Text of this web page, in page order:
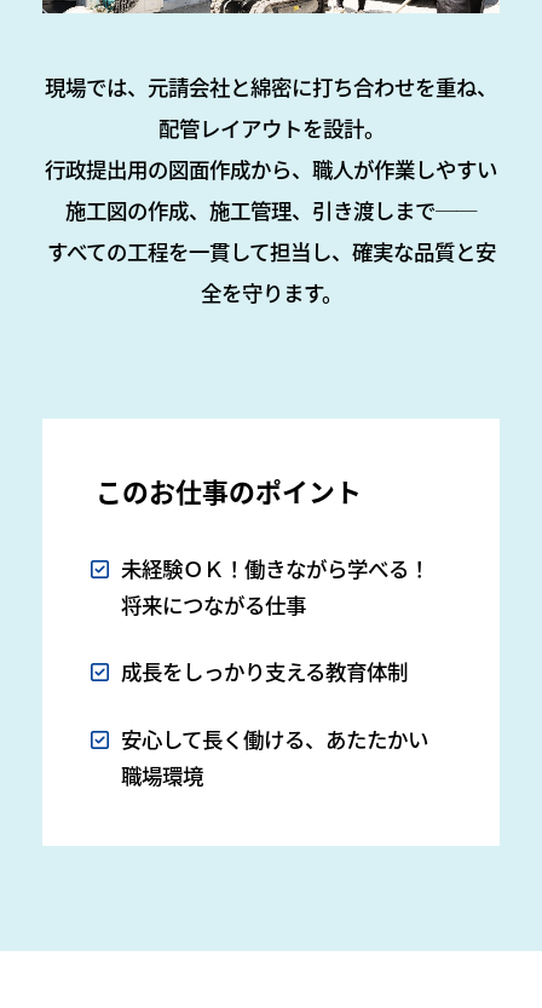
現場では、元請会社と綿密に打ち合わせを重ね、
配管レイアウトを設計。
行政提出用の図面作成から、職人が作業しやすい
施工図の作成、施工管理、引き渡しまで──
すべての工程を一貫して担当し、確実な品質と安
全を守ります。
このお仕事のポイント
未経験ＯＫ！働きながら学べる！
将来につながる仕事
成長をしっかり支える教育体制
安心して長く働ける、あたたかい
職場環境